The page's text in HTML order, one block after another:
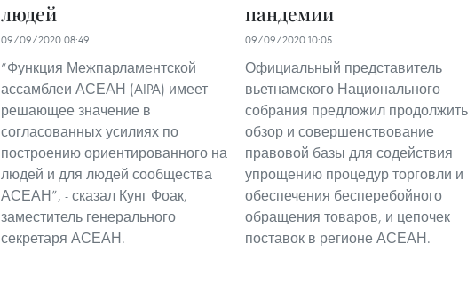
людей
09/09/2020 08:49
“Функция Межпарламентской
ассамблеи АСЕАН (AIPA) имеет
решающее значение в
согласованных усилиях по
построению ориентированного на
людей и для людей сообщества
АСЕАН”, - сказал Кунг Фоак,
заместитель генерального
секретаря АСЕАН.
пандемии
09/09/2020 10:05
Официальный представитель
вьетнамского Национального
собрания предложил продолжить
обзор и совершенствование
правовой базы для содействия
упрощению процедур торговли и
обеспечения бесперебойного
обращения товаров, и цепочек
поставок в регионе АСЕАН.